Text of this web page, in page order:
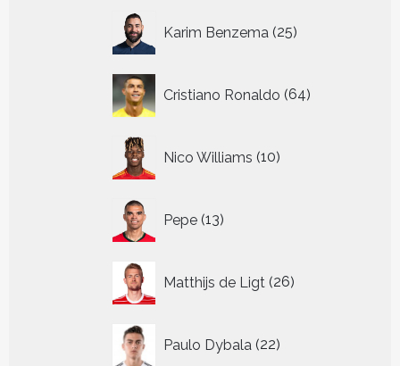
Karim Benzema 25
producten
Cristiano Ronaldo 64
producten
Nico Williams 10
producten
Pepe 13
producten
Matthijs de Ligt 26
producten
Paulo Dybala 22
producten